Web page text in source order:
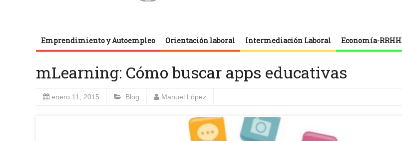
Emprendimiento y Autoempleo Orientación laboral Intermediación Laboral Economía-RRHH
mLearning: Cómo buscar apps educativas
enero 11, 2015 Blog Manuel López